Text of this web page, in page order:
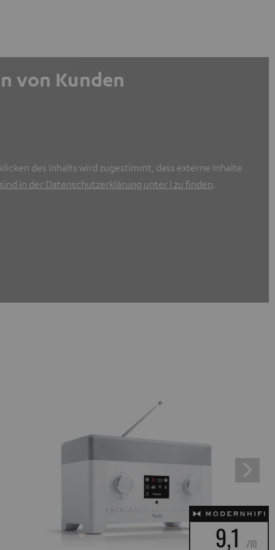
von Kunden
des Inhalts wird zugestimmt, dass externe Inhalte
in der Datenschutzerklärung unter I zu finden.